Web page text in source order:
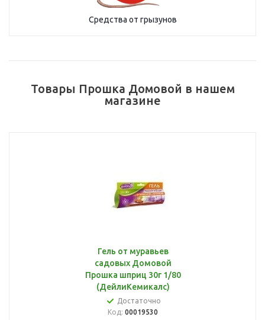
Средства от грызунов
Товары Прошка Домовой в нашем
магазине
Гель от муравьев
садовых Домовой
Прошка шприц 30г 1/80
(ДейлиКемикалс)
Достаточно
Код: 00019530